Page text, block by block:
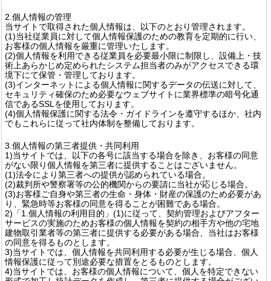
2.個人情報の管理
当サイトで取得された個人情報は、以下のとおり管理されます。
(1)当社従業員に対して個人情報保護のための教育を定期的に行い、
お客様の個人情報を厳重に管理いたします。
(2)個人情報を利用できる従業員を必要最小限に制限し、設備上・技
術上あらかじめ定められたシステム担当者のみがアクセスできる環
境下にて保管・管理しております。
(3)インターネットによる個人情報に関するデータの伝送に対して、
セキュリティ確保のため必要なウェブサイトに業界標準の暗号化通
信であるSSLを使用しております。
(4)個人情報保護に関する法令・ガイドラインを遵守するほか、社内
でもこれらに従って社内体制を整備しております。
3.個人情報の第三者提供・共同利用
1)当サイトでは、以下の各号に該当する場合を除き、お客様の同意
がない限り個人情報を第三者に提供することはございません。
(1)法令により第三者への提供が認められている場合。
(2)裁判所や警察署等の公的機関からの要請に当社が応じる場合。
(3)お客様ご自身や第三者の生命・身体・財産の保護のため必要があ
り、緊急時等お客様の同意を得ることが困難である場合。
2)「1.個人情報の利用目的」(1)に従って、契約管理およびアフター
サービスの実施のためお客様の個人情報を契約の相手方や他の宅地
建物取引業者等の第三者に提供する必要がある場合、当社はお客様
の同意を得るものとします。
3)当サイトでは、個人情報を共同利用する必要が生じる場合、個人
情報保護に従って別途必要な措置をとるものとします。
4)当サイトでは、お客様の個人情報について、個人を特定できない